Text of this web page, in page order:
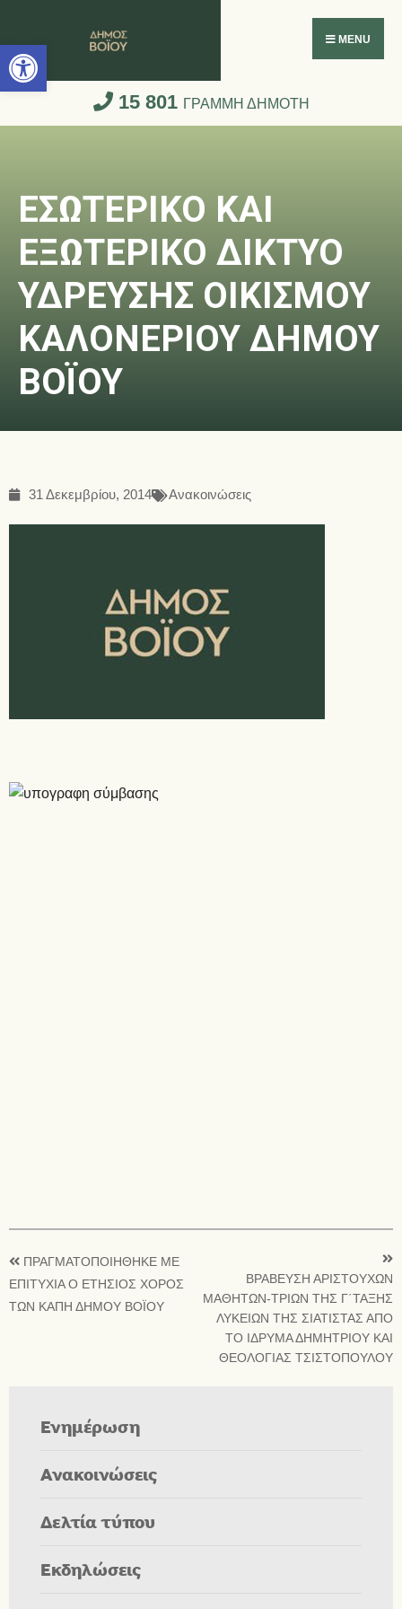
Ανοίξτε τη γραμμή εργαλείων
MENU
15 801 ΓΡΑΜΜΗ ΔΗΜΟΤΗ
ΕΣΩΤΕΡΙΚΟ ΚΑΙ
ΕΞΩΤΕΡΙΚΟ ΔΙΚΤΥΟ
ΥΔΡΕΥΣΗΣ ΟΙΚΙΣΜΟΥ
ΚΑΛΟΝΕΡΙΟΥ ΔΗΜΟΥ
ΒΟΪΟΥ
31 Δεκεμβρίου, 2014 Ανακοινώσεις
ΠΡΑΓΜΑΤΟΠΟΙΗΘΗΚΕ ΜΕ
ΕΠΙΤΥΧΙΑ Ο ΕΤΗΣΙΟΣ ΧΟΡΟΣ
ΤΩΝ ΚΑΠΗ ΔΗΜΟΥ ΒΟΪΟΥ
ΒΡΑΒΕΥΣΗ ΑΡΙΣΤΟΥΧΩΝ
ΜΑΘΗΤΩΝ-ΤΡΙΩΝ ΤΗΣ Γ΄ΤΑΞΗΣ
ΛΥΚΕΙΩΝ ΤΗΣ ΣΙΑΤΙΣΤΑΣ ΑΠΟ
ΤΟ ΙΔΡΥΜΑ ΔΗΜΗΤΡΙΟΥ ΚΑΙ
ΘΕΟΛΟΓΙΑΣ ΤΣΙΣΤΟΠΟΥΛΟΥ
Ενημέρωση
Ανακοινώσεις
Δελτία τύπου
Εκδηλώσεις